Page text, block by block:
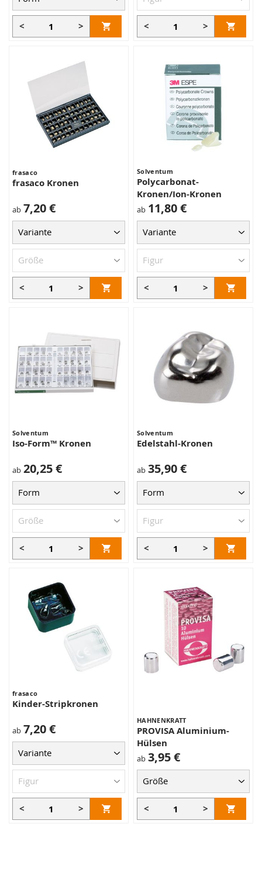
< > < >
frasaco
frasaco Kronen
ab 7,20 €
< >
Solventum
Polycarbonat-
Kronen/Ion-Kronen
ab 11,80 €
< >
Solventum
Iso-Form™ Kronen
ab 20,25 €
< >
Solventum
Edelstahl-Kronen
ab 35,90 €
< >
frasaco
Kinder-Stripkronen
ab 7,20 €
< >
HAHNENKRATT
PROVISA Aluminium-
Hülsen
ab 3,95 €
< >